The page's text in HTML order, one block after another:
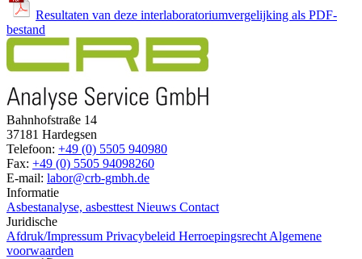
Resultaten van deze interlaboratoriumvergelijking als PDF-
bestand
Bahnhofstraße 14
37181 Hardegsen
Telefoon: +49 (0) 5505 940980
Fax: +49 (0) 5505 94098260
E-mail: labor@crb-gmbh.de
Informatie
Asbestanalyse, asbesttest Nieuws Contact
Juridische
Afdruk/Impressum Privacybeleid Herroepingsrecht Algemene
voorwaarden